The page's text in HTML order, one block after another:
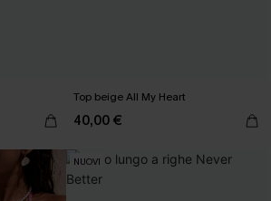
Top beige All My Heart
40,00 €
NUOVI